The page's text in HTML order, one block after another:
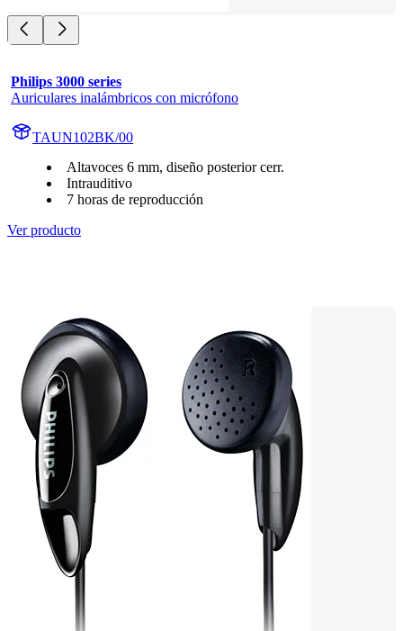
Philips 3000 series
Auriculares inalámbricos con micrófono
TAUN102BK/00
Altavoces 6 mm, diseño posterior cerr.
Intrauditivo
7 horas de reproducción
Ver producto